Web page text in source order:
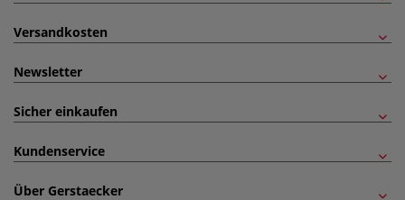
Versandkosten
Newsletter
Sicher einkaufen
Kundenservice
Über Gerstaecker